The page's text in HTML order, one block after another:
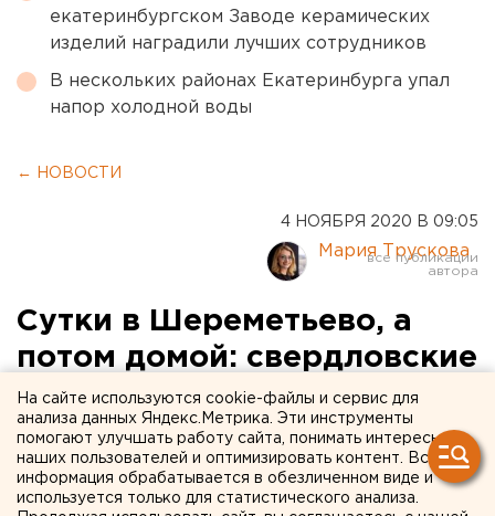
екатеринбургском Заводе керамических
изделий наградили лучших сотрудников
В нескольких районах Екатеринбурга упал
напор холодной воды
← НОВОСТИ
4 НОЯБРЯ 2020 В 09:05
Мария Трускова
Сутки в Шереметьево, а
потом домой: свердловские
туристы не могут улететь
на Кубу
На сайте используются cookie-файлы и сервис для
анализа данных Яндекс.Метрика. Эти инструменты
помогают улучшать работу сайта, понимать интересы
наших пользователей и оптимизировать контент. Вся
информация обрабатывается в обезличенном виде и
используется только для статистического анализа.